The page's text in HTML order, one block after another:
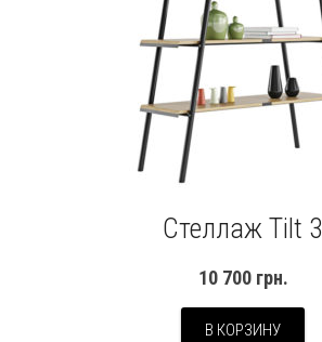
Стеллаж Tilt 3
10 700 грн.
В КОРЗИНУ